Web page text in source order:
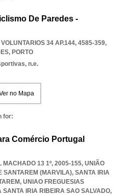
De Paredes -
34 AP.144, 4585-359,
, PORTO
n.e.
no Mapa
for:
Comércio Portugal
MACHADO 13 1º, 2005-155, UNIÃO
SANTAREM (MARVILA), SANTA IRIA
, UNIAO FREGUESIAS
SANTA IRIA RIBEIRA SAO SALVADO,